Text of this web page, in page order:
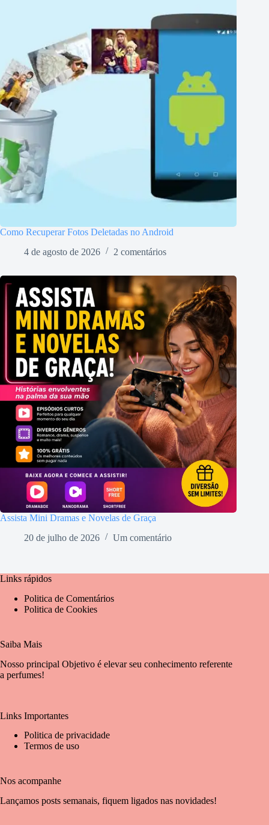
Como Recuperar Fotos Deletadas no Android
4 de agosto de 2026
2 comentários
Assista Mini Dramas e Novelas de Graça
20 de julho de 2026
Um comentário
Links rápidos
Politica de Comentários
Politica de Cookies
Saiba Mais
Nosso principal Objetivo é elevar seu conhecimento referente
a perfumes!
Links Importantes
Politica de privacidade
Termos de uso
Nos acompanhe
Lançamos posts semanais, fiquem ligados nas novidades!